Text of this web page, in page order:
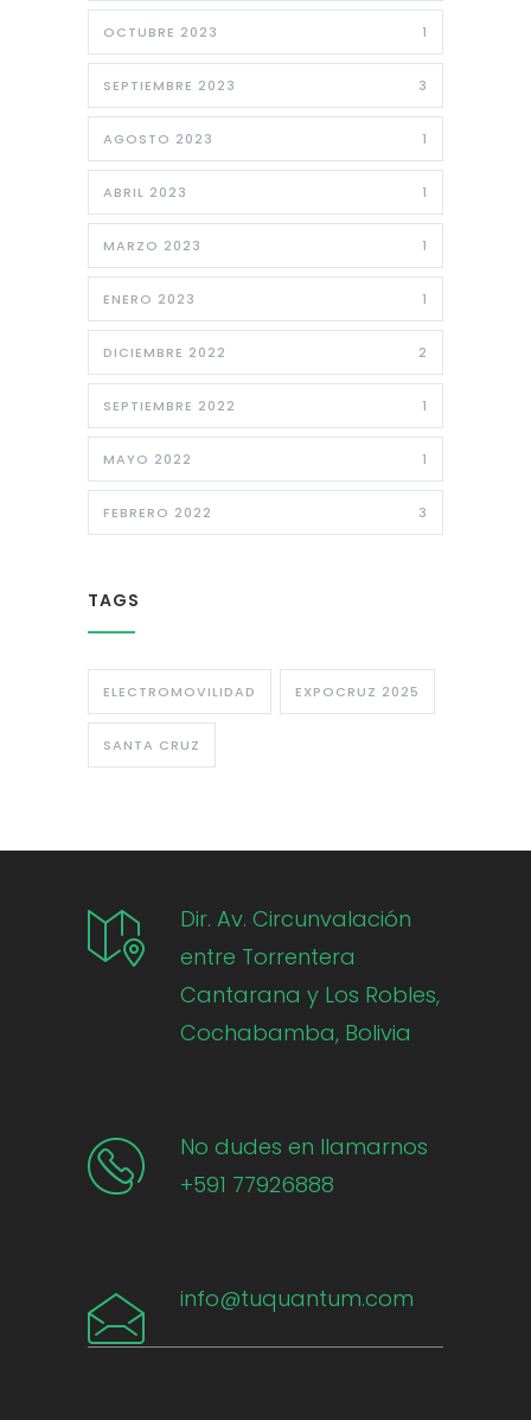
OCTUBRE 2023 1
SEPTIEMBRE 2023 3
AGOSTO 2023 1
ABRIL 2023 1
MARZO 2023 1
ENERO 2023 1
DICIEMBRE 2022 2
SEPTIEMBRE 2022 1
MAYO 2022 1
FEBRERO 2022 3
TAGS
ELECTROMOVILIDAD EXPOCRUZ 2025
SANTA CRUZ
Dir. Av. Circunvalación
entre Torrentera
Cantarana y Los Robles,
Cochabamba, Bolivia
No dudes en llamarnos
+591 77926888
info@tuquantum.com